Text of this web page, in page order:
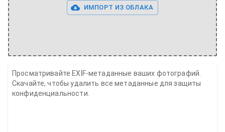
ИМПОРТ ИЗ ОБЛАКА
Просматривайте EXIF-метаданные ваших фотографий.
Скачайте, чтобы удалить все метаданные для защиты
конфиденциальности.